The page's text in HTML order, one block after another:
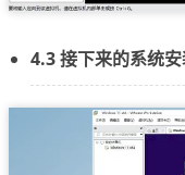
4.3 接下来的系统